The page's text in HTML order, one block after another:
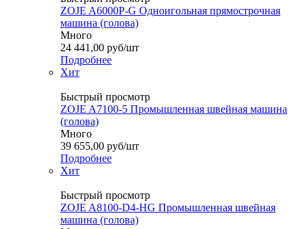
ZOJE A6000P-G Одноигольная прямострочная
машина (голова)
Много
24 441,00 руб/шт
Подробнее
Хит
Быстрый просмотр
ZOJE A7100-5 Промышленная швейная машина
(голова)
Много
39 655,00 руб/шт
Подробнее
Хит
Быстрый просмотр
ZOJE A8100-D4-HG Промышленная швейная
машина (голова)